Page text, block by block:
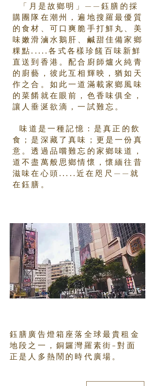
「月是故鄉明」——鈺膳的採
購團隊在潮州，遍地搜羅最優質
的食材、可口爽脆手打鮮丸、美
味嫩滑滷水鵝肝、鹹甜佳備家鄉
粿點.....各式各樣珍饈百味新鮮
直送到香港。配合廚師爐火純青
的廚藝，彼此互相輝映，猶如天
作之合。 如此一道滿載家鄉風味
的菜餚就在眼前，色香味俱全，
讓人垂涎欲滴，一試難忘。
味道是一種記憶：是真正的飲
食；是深藏了真味；更是一份真
意。透過品嚐難忘的家鄉味道，
道不盡萬般思鄉情懷，懷緬往昔
滋味在心頭.....近在咫尺——就
在鈺膳。
鈺膳廣告燈箱座落全球最貴租金
地段之一，銅鑼灣羅素街-對面
正是人多熱鬧的時代廣場。